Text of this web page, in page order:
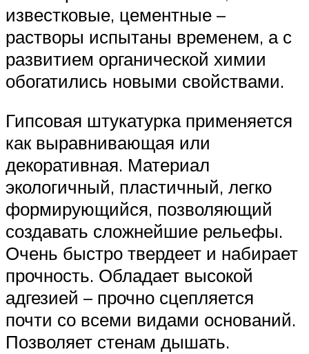
известковые, цементные –
растворы испытаны временем, а с
развитием органической химии
обогатились новыми свойствами.
Гипсовая штукатурка применяется
как выравнивающая или
декоративная. Материал
экологичный, пластичный, легко
формирующийся, позволяющий
создавать сложнейшие рельефы.
Очень быстро твердеет и набирает
прочность. Обладает высокой
адгезией – прочно сцепляется
почти со всеми видами оснований.
Позволяет стенам дышать.